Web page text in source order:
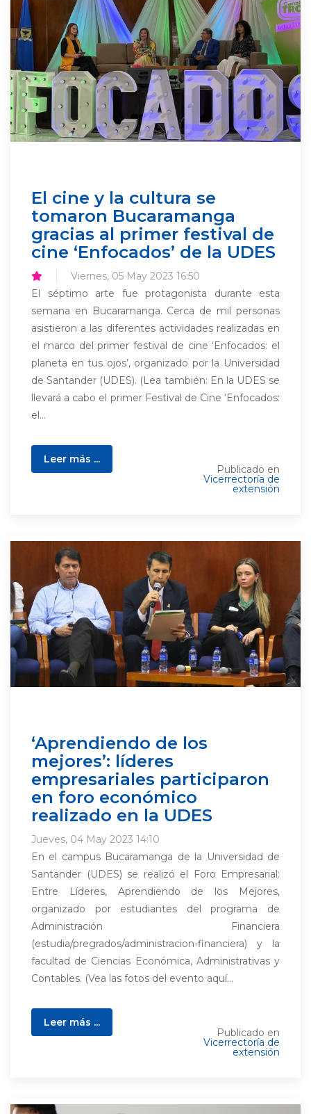
El cine y la cultura se
tomaron Bucaramanga
gracias al primer festival de
cine ‘Enfocados’ de la UDES
Viernes, 05 May 2023 16:50
El séptimo arte fue protagonista durante esta
semana en Bucaramanga. Cerca de mil personas
asistieron a las diferentes actividades realizadas en
el marco del primer festival de cine ‘Enfocados: el
planeta en tus ojos’, organizado por la Universidad
de Santander (UDES). (Lea también: En la UDES se
llevará a cabo el primer Festival de Cine ‘Enfocados:
el...
Leer más ...
Publicado en
Vicerrectoría de
extensión
‘Aprendiendo de los
mejores’: líderes
empresariales participaron
en foro económico
realizado en la UDES
Jueves, 04 May 2023 14:10
En el campus Bucaramanga de la Universidad de
Santander (UDES) se realizó el Foro Empresarial:
Entre Líderes, Aprendiendo de los Mejores,
organizado por estudiantes del programa de
Administración Financiera
(estudia/pregrados/administracion-financiera) y la
facultad de Ciencias Económica, Administrativas y
Contables. (Vea las fotos del evento aquí...
Leer más ...
Publicado en
Vicerrectoría de
extensión